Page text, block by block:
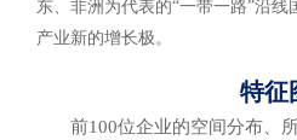
东、非洲为代表的“一带一路”沿
产业新的增长极。
特征
前100位企业的空间分布、